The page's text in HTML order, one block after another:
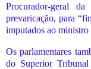
Procurador-geral
prevaricação, para
imputados ao
Os parlamentares
do Superior